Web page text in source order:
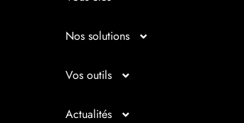
Micro entrepreneur
Créateur d’entreprise
Repreneur d’entreprise
Nos solutions
Entrepreunariat
Gestion
Vos outils
Bilan imagé
Actualités